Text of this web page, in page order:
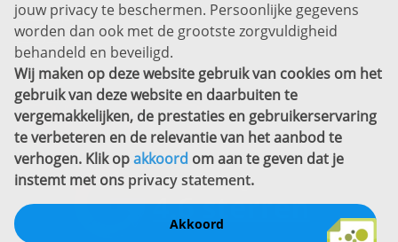
Sitemap
Copyright
Bekijk ook eens
jouw privacy te beschermen. Persoonlijke gegevens
worden dan ook met de grootste zorgvuldigheid
behandeld en beveiligd.
Wij maken op deze website gebruik van cookies om het
gebruik van deze website en daarbuiten te
vergemakkelijken, de prestaties en gebruikerservaring
te verbeteren en de relevantie van het aanbod te
verhogen. Klik opakkoord om aan te geven dat je
instemt met ons privacy statement.
Akkoord